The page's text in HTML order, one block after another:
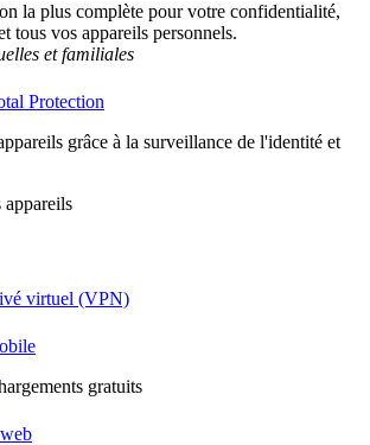
la plus complète pour votre confidentialité,
tous vos appareils personnels.​
et familiales
Protection
grâce à la surveillance de l'identité et
appareils
virtuel (VPN)
gratuits